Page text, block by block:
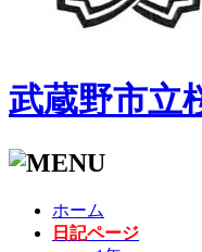
武蔵野市立
ホーム
日記ページ